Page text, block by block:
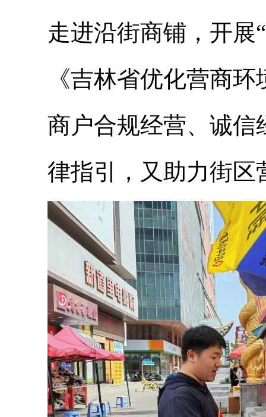
走进沿街商铺，开展
《吉林省优化营商
商户合规经营、诚信
律指引，又助力街区